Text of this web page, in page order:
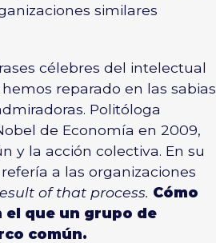
similares
célebres del intelectual
hemos reparado en las sabias
Politóloga
de Economía en 2009,
y la acción colectiva. En su
a las organizaciones
of that process. Cómo
el que un grupo de
común.